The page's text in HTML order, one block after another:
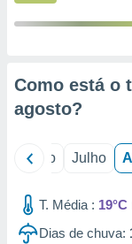
e
de
Como está o
agosto?
Junho Julho
T. Média : 19°C
Dias de chuva: